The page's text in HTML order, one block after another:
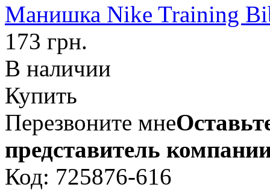
Манишка Nike Training
173 грн.
В наличии
Купить
Перезвоните мне
представитель
Код: 725876-616